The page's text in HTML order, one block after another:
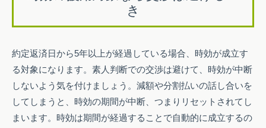
き
約定返済日から5年以上が経過している場合、時効が成立す
る対象になります。素人判断での交渉は避けて、時効が中断
しないよう気を付けましょう。減額や分割払いの話し合いを
してしまうと、時効の期間が中断、つまりリセットされてし
まいます。時効は期間が経過することで自動的に成立するの